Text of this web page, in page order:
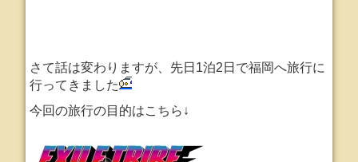
さて話は変わりますが、先日1泊2日で福岡へ旅行に
行ってきました
今回の旅行の目的はこちら↓